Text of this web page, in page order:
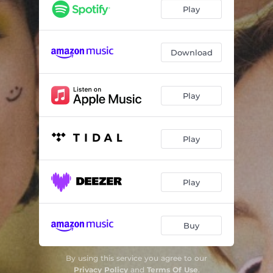
mañaneo 02:43
fiebre 02:26
Play
Download
Play
Play
Play
Buy
By using this service you agree to our
Privacy Policyand Terms Of Use.